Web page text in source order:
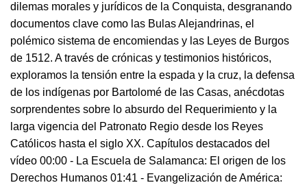
dilemas morales y jurídicos de la Conquista, desgranando
documentos clave como las Bulas Alejandrinas, el
polémico sistema de encomiendas y las Leyes de Burgos
de 1512. A través de crónicas y testimonios históricos,
exploramos la tensión entre la espada y la cruz, la defensa
de los indígenas por Bartolomé de las Casas, anécdotas
sorprendentes sobre lo absurdo del Requerimiento y la
larga vigencia del Patronato Regio desde los Reyes
Católicos hasta el siglo XX. Capítulos destacados del
vídeo 00:00 - La Escuela de Salamanca: El origen de los
Derechos Humanos 01:41 - Evangelización de América: